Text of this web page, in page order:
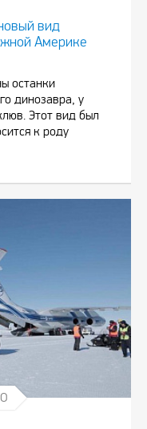
вид
Америке
останки
динозавра, у
Этот вид был
к роду